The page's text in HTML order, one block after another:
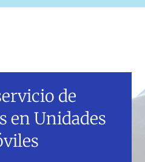
por ofrecer unos
siempre en cuenta la
de prevención de
una actualización
de
en Unidades